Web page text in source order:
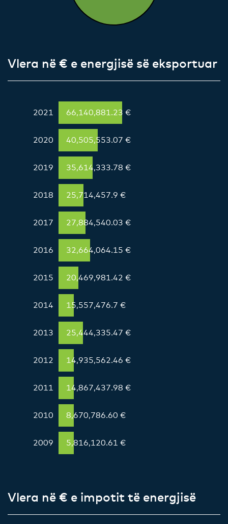
Vlera në € e energjisë së eksportuar
2021 66,140,881.23 €
2020 40,505,553.07 €
2019 35,614,333.78 €
2018 25,714,457.9 €
2017 27,884,540.03 €
2016 32,664,064.15 €
2015 20,469,981.42 €
2014 15,557,476.7 €
2013 25,444,335.47 €
2012 14,935,562.46 €
2011 14,867,437.98 €
2010 8,670,786.60 €
2009 5,816,120.61 €
Vlera në € e impotit të energjisë